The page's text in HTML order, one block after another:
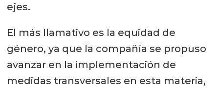
ejes.
El más llamativo es la equidad de
género, ya que la compañía se propuso
avanzar en la implementación de
medidas transversales en esta materia,